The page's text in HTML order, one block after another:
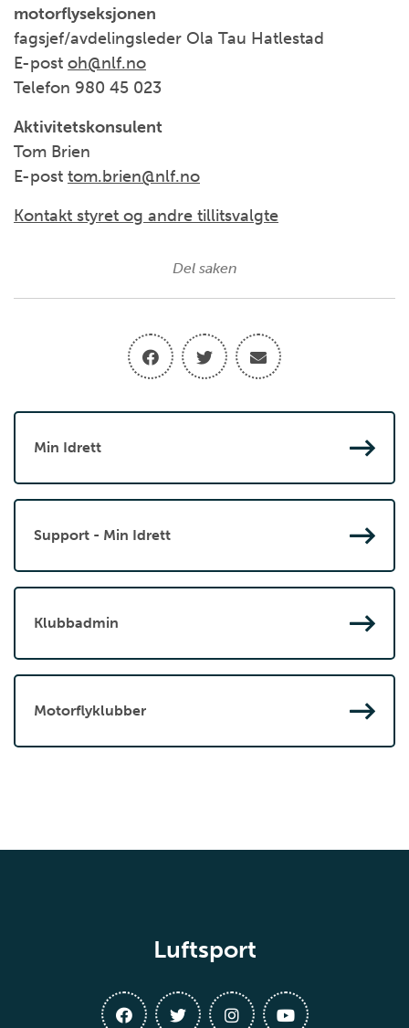
motorflyseksjonen
fagsjef/avdelingsleder Ola Tau Hatlestad
E-post oh@nlf.no
Telefon 980 45 023
Aktivitetskonsulent
Tom Brien
E-post tom.brien@nlf.no
Kontakt styret og andre tillitsvalgte
Del saken
Min Idrett
Support - Min Idrett
Klubbadmin
Motorflyklubber
Luftsport